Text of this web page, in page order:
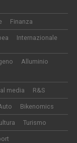
Finanza
Internazionale
Alluminio
media R&S
Bikenomics
Turismo